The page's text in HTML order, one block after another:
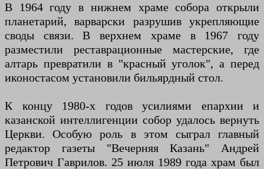
В 1964 году в нижнем храме собора открыли
планетарий, варварски разрушив укрепляющие
своды связи. В верхнем храме в 1967 году
разместили реставрационные мастерские, где
алтарь превратили в "красный уголок", а перед
иконостасом установили бильярдный стол.
К концу 1980-х годов усилиями епархии и
казанской интеллигенции собор удалось вернуть
Церкви. Особую роль в этом сыграл главный
редактор газеты "Вечерняя Казань" Андрей
Петрович Гаврилов. 25 июля 1989 года храм был